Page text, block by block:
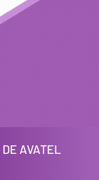
AVATEL